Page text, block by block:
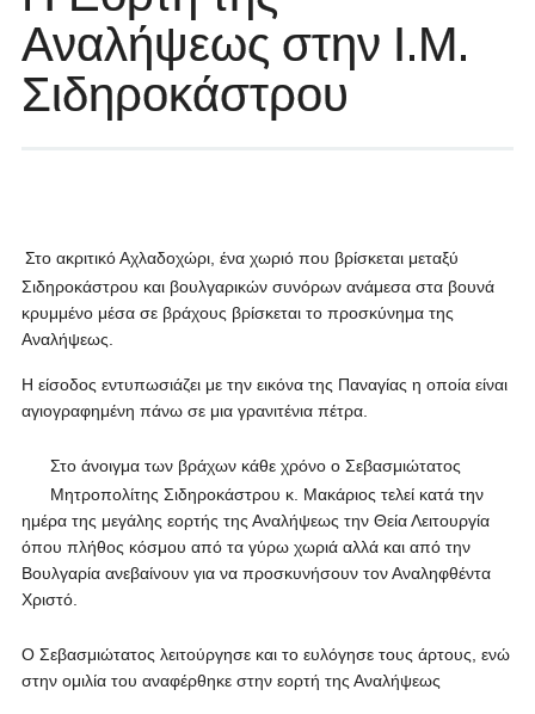
Αναλήψεως στην Ι.Μ.
Σιδηροκάστρου
Στο ακριτικό Αχλαδοχώρι, ένα χωριό που βρίσκεται μεταξύ
Σιδηροκάστρου και βουλγαρικών συνόρων ανάμεσα στα βουνά
κρυμμένο μέσα σε βράχους βρίσκεται το προσκύνημα της
Αναλήψεως.
Η είσοδος εντυπωσιάζει με την εικόνα της Παναγίας η οποία είναι
αγιογραφημένη πάνω σε μια γρανιτένια πέτρα.
Στο άνοιγμα των βράχων κάθε χρόνο ο Σεβασμιώτατος
Μητροπολίτης Σιδηροκάστρου κ. Μακάριος τελεί κατά την
ημέρα της μεγάλης εορτής της Αναλήψεως την Θεία Λειτουργία
όπου πλήθος κόσμου από τα γύρω χωριά αλλά και από την
Βουλγαρία ανεβαίνουν για να προσκυνήσουν τον Αναληφθέντα
Χριστό.
Ο Σεβασμιώτατος λειτούργησε και το ευλόγησε τους άρτους, ενώ
στην ομιλία του αναφέρθηκε στην εορτή της Αναλήψεως